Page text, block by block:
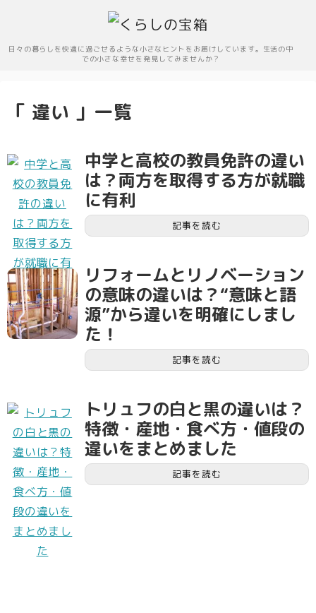
日々の暮らしを快適に過ごせるような小さなヒントをお届けしています。生活の中
での小さな幸せを発見してみませんか？
「 違い 」一覧
中学と高校の教員免許の違い
は？両方を取得する方が就職
に有利
記事を読む
リフォームとリノベーション
の意味の違いは？“意味と語
源”から違いを明確にしまし
た！
記事を読む
トリュフの白と黒の違いは？
特徴・産地・食べ方・値段の
違いをまとめました
記事を読む